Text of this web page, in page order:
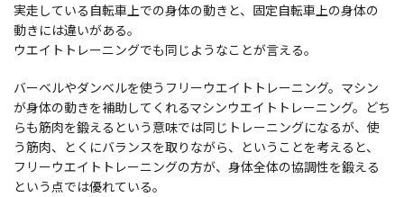
実走している自転車上での身体の動きと、固定自転車上の身体の
動きには違いがある。
ウエイトトレーニングでも同じようなことが言える。
バーベルやダンベルを使うフリーウエイトトレーニング。マシン
が身体の動きを補助してくれるマシンウエイトトレーニング。どち
らも筋肉を鍛えるという意味では同じトレーニングになるが、使
う筋肉、とくにバランスを取りながら、ということを考えると、
フリーウエイトトレーニングの方が、身体全体の協調性を鍛える
という点では優れている。